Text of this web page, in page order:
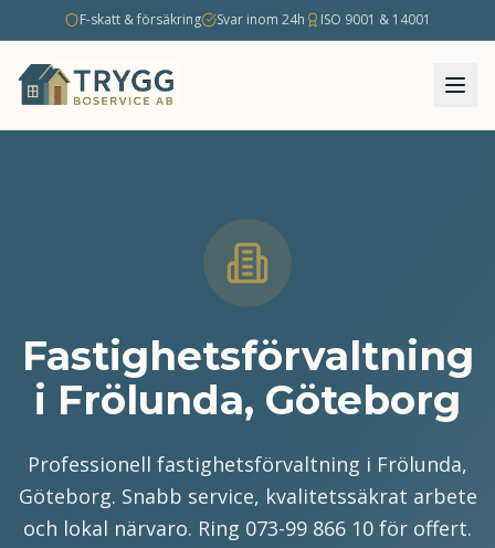
F-skatt & försäkring Svar inom 24h ISO 9001 & 14001
Fastighetsförvaltning
i Frölunda, Göteborg
Professionell fastighetsförvaltning i Frölunda,
Göteborg. Snabb service, kvalitetssäkrat arbete
och lokal närvaro. Ring 073-99 866 10 för offert.